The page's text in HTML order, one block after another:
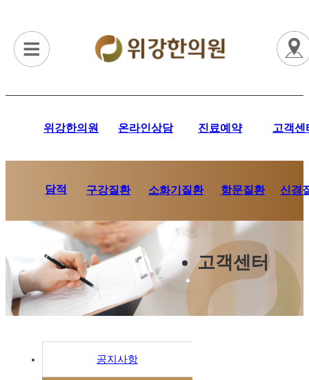
위강한의원 온라인상담 진료예약 고객센
담적 구강질환 소화기질환 항문질환 신경
고객센터
공지사항